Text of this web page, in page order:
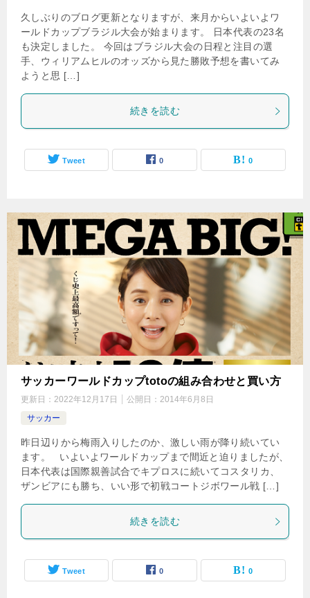
久しぶりのブログ更新となりますが、来月からいよいよワ
ールドカップブラジル大会が始まります。 日本代表の23名
も決定しました。 今回はブラジル大会の日程と注目の選
手、ウィリアムヒルのオッズから見た勝敗予想を書いてみ
ようと思 […]
続きを読む
Tweet 0 0
サッカーワールドカップtotoの組み合わせと買い方
更新日： 2022年12月17日 公開日： 2014年6月8日
サッカー
昨日辺りから梅雨入りしたのか、激しい雨が降り続いてい
ます。 いよいよワールドカップまで間近と迫りましたが、
日本代表は国際親善試合でキプロスに続いてコスタリカ、
ザンビアにも勝ち、いい形で初戦コートジボワール戦 […]
続きを読む
Tweet 0 0